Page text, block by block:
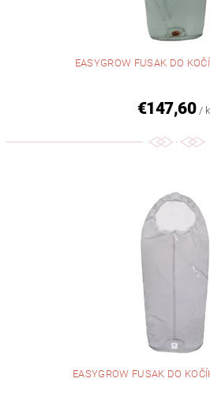
EASYGROW FUSAK DO
€147,60 /
EASYGROW FUSAK DO